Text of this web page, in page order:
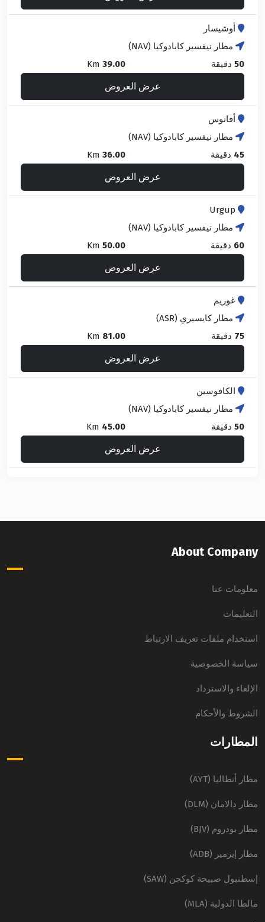
أوشيسار
مطار نيفسير كابادوكيا (NAV)
50 دقيقة 39.00
عرض العروض
أفانوس
مطار نيفسير كابادوكيا (NAV)
45 دقيقة 36.00
عرض العروض
Urgup
مطار نيفسير كابادوكيا (NAV)
60 دقيقة 50.00
عرض العروض
غوريم
مطار كايسيري (ASR)
75 دقيقة 81.00
عرض العروض
الكافوسين
مطار نيفسير كابادوكيا (NAV)
50 دقيقة 45.00
عرض العروض
About Company
معلومات عنا
التعليمات
استخدام ملفات تعريف الارتباط
سياسة الخصوصية
الإلغاء والاسترداد
الشروط والأحكام
المطارات
مطار أنطاليا (AYT)
مطار دالامان (DLM)
مطار بودروم (BJV)
مطار إيزمير (ADB)
إسطنبول صبيحة كوكجن (SAW)
مالطا الدولية (MLA)